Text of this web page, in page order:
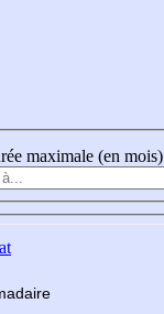
maximale (en mois)